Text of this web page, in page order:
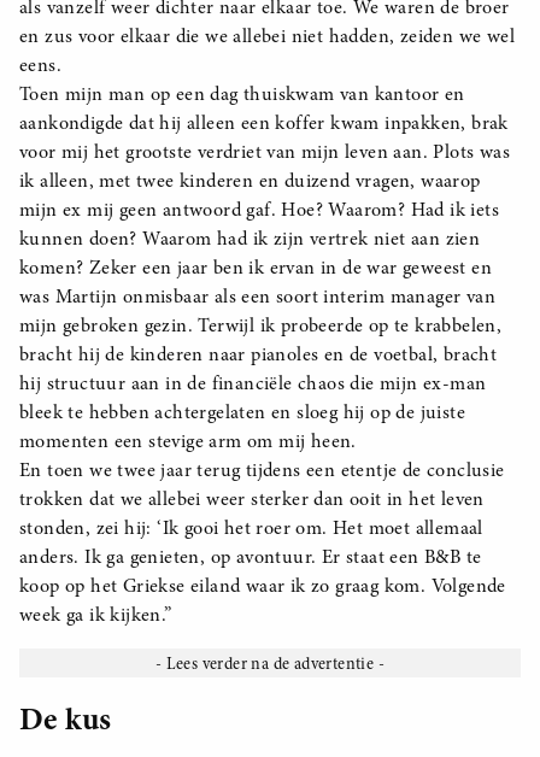
als vanzelf weer dichter naar elkaar toe. We waren de broer
en zus voor elkaar die we allebei niet hadden, zeiden we wel
eens.
Toen mijn man op een dag thuiskwam van kantoor en
aankondigde dat hij alleen een koffer kwam inpakken, brak
voor mij het grootste verdriet van mijn leven aan. Plots was
ik alleen, met twee kinderen en duizend vragen, waarop
mijn ex mij geen antwoord gaf. Hoe? Waarom? Had ik iets
kunnen doen? Waarom had ik zijn vertrek niet aan zien
komen? Zeker een jaar ben ik ervan in de war geweest en
was Martijn onmisbaar als een soort interim manager van
mijn gebroken gezin. Terwijl ik probeerde op te krabbelen,
bracht hij de kinderen naar pianoles en de voetbal, bracht
hij structuur aan in de financiële chaos die mijn ex-man
bleek te hebben achtergelaten en sloeg hij op de juiste
momenten een stevige arm om mij heen.
En toen we twee jaar terug tijdens een etentje de conclusie
trokken dat we allebei weer sterker dan ooit in het leven
stonden, zei hij: ‘Ik gooi het roer om. Het moet allemaal
anders. Ik ga genieten, op avontuur. Er staat een B&B te
koop op het Griekse eiland waar ik zo graag kom. Volgende
week ga ik kijken.”
De kus